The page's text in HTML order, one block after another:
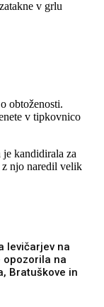
levičarjev na
opozorila na
Bratuškove in